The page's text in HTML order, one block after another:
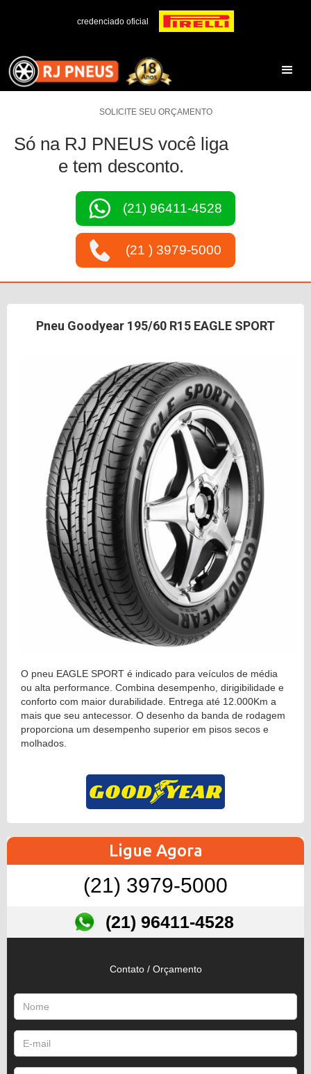
credenciado oficial
SOLICITE SEU ORÇAMENTO
Só na RJ PNEUS você liga
e tem desconto.
(21) 96411-4528
(21 ) 3979-5000
Pneu Goodyear 195/60 R15 EAGLE SPORT
O pneu EAGLE SPORT é indicado para veículos de média
ou alta performance. Combina desempenho, dirigibilidade e
conforto com maior durabilidade. Entrega até 12.000Km a
mais que seu antecessor. O desenho da banda de rodagem
proporciona um desempenho superior em pisos secos e
molhados.
Ligue Agora
(21) 3979-5000
(21) 96411-4528
Contato / Orçamento